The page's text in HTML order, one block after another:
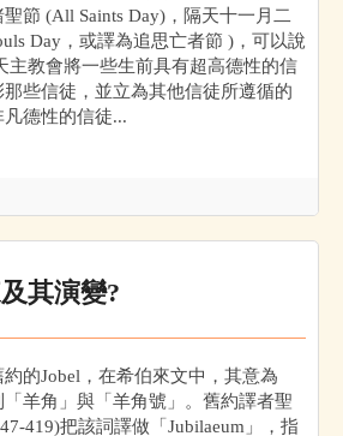
節 (All Saints Day)，隔天十一月二
Day，或譯為追思亡者節 )，可以說
主教會將一些生前具有超高德性的信
些信徒，並立為其他信徒所遵循的
德性的信徒...
其演變?
的Jobel，在希伯來文中，其意為
「羊角」與「羊角號」。舊約譯者聖
419)把該詞譯做「Jubilaeum」，指